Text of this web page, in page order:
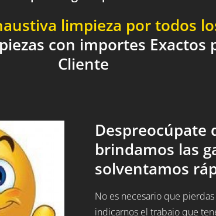
limpieza por todos
con importes Exactos
Cliente
Despreocúpate
brindamos las
solventamos
No es necesario que
indicarnos el trabajo que